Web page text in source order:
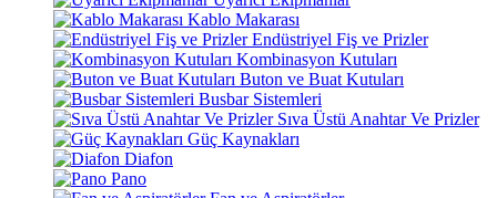
Kablo Makarası
Endüstriyel Fiş ve Prizler
Kombinasyon Kutuları
Buton ve Buat Kutuları
Busbar Sistemleri
Sıva Üstü Anahtar Ve Prizler
Güç Kaynakları
Diafon
Pano